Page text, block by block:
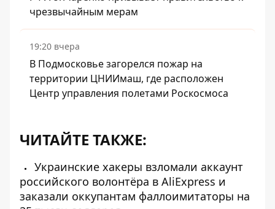
чрезвычайным мерам
19:20 вчера
В Подмосковье загорелся пожар на
территории ЦНИИмаш, где расположен
Центр управления полетами Роскосмоса
ЧИТАЙТЕ ТАКЖЕ:
Украинские хакеры взломали аккаунт
российского волонтёра в AliExpress и
заказали оккупантам фаллоимитаторы на